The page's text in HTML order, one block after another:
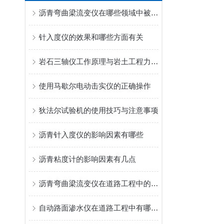
沥青弯曲梁流变仪在哪些领域中被广泛应用？
针入度仪的效果和哪些方面有关
岩石三轴仪工作原理与岩土工程力学性能测试详解
使用马歇尔电动击实仪的正确操作
狄法尔试验机的使用技巧与注意事项
沥青针入度仪的影响因素有哪些
沥青粘度计的影响因素有几点
沥青弯曲梁流变仪在道路工程中的应用
自动路面渗水仪在道路工程中有哪些应用？